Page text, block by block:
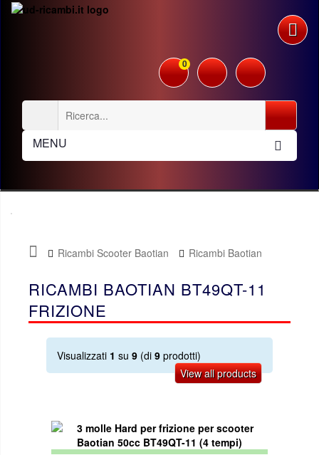
0
MENU
Ricambi Scooter Baotian
Ricambi Baotian
BT49QT-11
Frizione
RICAMBI BAOTIAN BT49QT-11
FRIZIONE
Visualizzati 1 su 9 (di 9 prodotti)
View all products